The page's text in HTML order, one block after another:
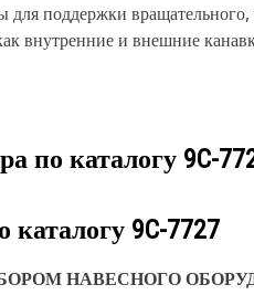
поддержки
внутренние и внешние
по каталогу 9C-
каталогу 9C-7727
НАВЕСНОГО